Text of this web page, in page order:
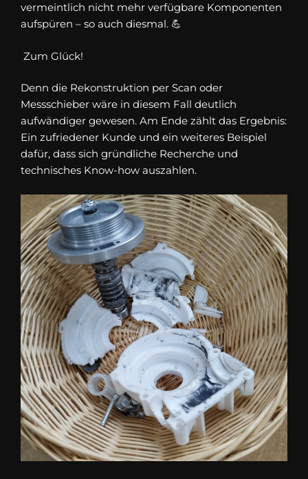
vermeintlich nicht mehr verfügbare Komponenten
aufspüren – so auch diesmal. 💪
Zum Glück!
Denn die Rekonstruktion per Scan oder
Messschieber wäre in diesem Fall deutlich
aufwändiger gewesen. Am Ende zählt das Ergebnis:
Ein zufriedener Kunde und ein weiteres Beispiel
dafür, dass sich gründliche Recherche und
technisches Know-how auszahlen.